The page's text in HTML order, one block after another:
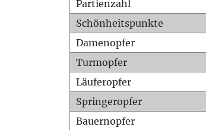
Partienzahl
Schönheitspunkte
Damenopfer
Turmopfer
Läuferopfer
Springeropfer
Bauernopfer